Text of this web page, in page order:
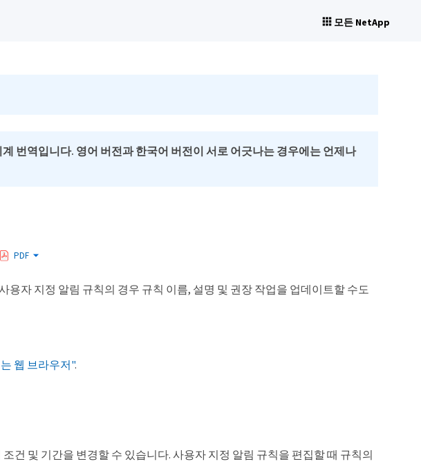
모든 NetApp
번역입니다. 영어 버전과 한국어 버전이 서로 어긋나는 경우에는 언제나
PDF
용자 지정 알림 규칙의 경우 규칙 이름, 설명 및 권장 작업을 업데이트할 수도
웹 브라우저".
건 및 기간을 변경할 수 있습니다. 사용자 지정 알림 규칙을 편집할 때 규칙의